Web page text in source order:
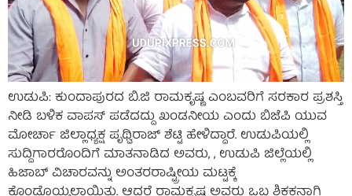
ಉಡುಪಿ: ಕುಂದಾಪುರದ ಬಿ.ಜಿ ರಾಮಕೃಷ್ಣ ಎಂಬವರಿಗೆ ಸರಕಾರ ಪ್ರಶಸ್ತಿ
ನೀಡಿ ಬಳಿಕ ವಾಪಸ್‌ ಪಡೆದದ್ದು ಖಂಡನೀಯ ಎಂದು ಬಿಜೆಪಿ ಯುವ
ಮೋರ್ಚಾ ಜಿಲ್ಲಾಧ್ಯಕ್ಷ ಪೃಥ್ವಿರಾಜ್ ಶೆಟ್ಟಿ ಹೇಳಿದ್ದಾರೆ. ಉಡುಪಿಯಲ್ಲಿ
ಸುದ್ದಿಗಾರರೊಂದಿಗೆ ಮಾತನಾಡಿದ ಅವರು, , ಉಡುಪಿ ಜಿಲ್ಲೆಯಲ್ಲಿ
ಹಿಜಾಬ್ ವಿಚಾರವನ್ನು ಅಂತರರಾಷ್ಟ್ರೀಯ ಮಟ್ಟಕ್ಕೆ